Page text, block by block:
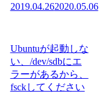
2019.04.262020.05.06
Ubuntuが起動しな
い、/dev/sdbにエ
ラーがあるから、
fsckしてください